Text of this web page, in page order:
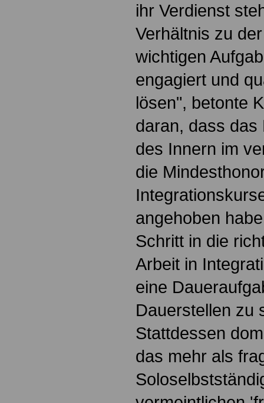
ihr Verdienst
Verhältnis zu
wichtigen
engagiert und
lösen", betonte
daran, dass das
des Innern im
die
angehoben
Schritt in die
Arbeit in
eine
Dauerstellen zu
Stattdessen
das mehr als